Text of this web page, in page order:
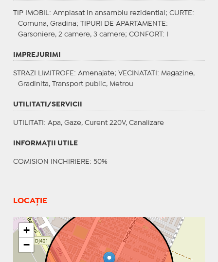
TIP IMOBIL : Amplasat in ansamblu rezidential; CURTE :
Comuna, Gradina;
TIPURI DE APARTAMENTE :
Garsoniere, 2 camere, 3 camere; CONFORT : I
IMPREJURIMI
STRAZI LIMITROFE : Amenajate; VECINATATI : Magazine,
Gradinita, Transport public, Metrou
UTILITATI/SERVICII
UTILITATI : Apa, Gaze, Curent 220V, Canalizare
INFORMAŢII UTILE
COMISION INCHIRIERE: 50%
LOCAȚIE
+
−